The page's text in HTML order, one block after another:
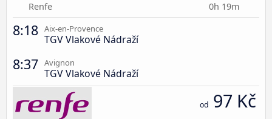
Renfe 0h 19m
8:18 Aix-en-Provence
TGV Vlakové Nádraží
8:37 Avignon
TGV Vlakové Nádraží
od 97 Kč